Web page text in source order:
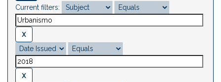
Current filters: